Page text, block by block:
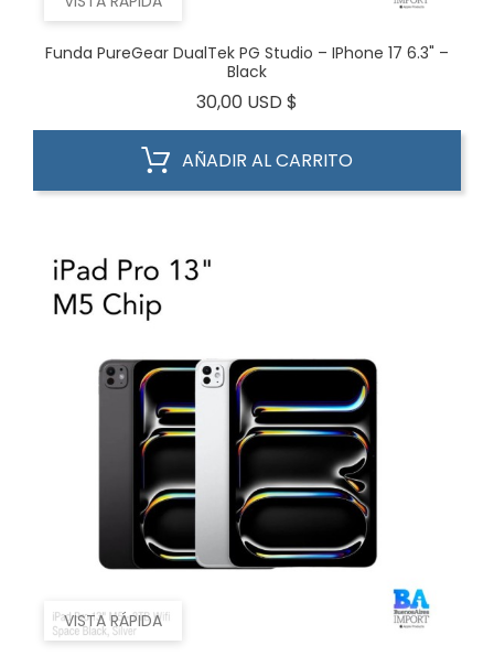
Funda PureGear DualTek PG Studio – IPhone 17 6.3" –
Black
30,00 USD $
AÑADIR AL CARRITO
VISTA RÁPIDA